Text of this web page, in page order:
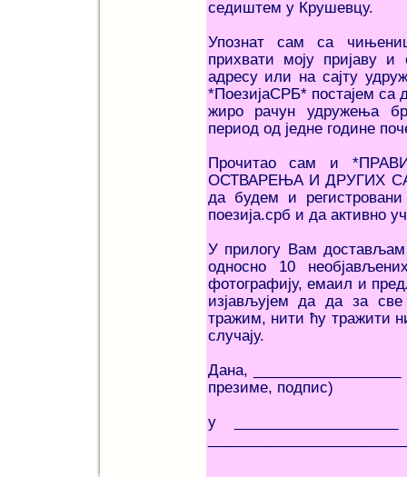
седиштем у Крушевцу.
Упознат сам са
прихвати моју пријаву
адресу или на сајту
*ПоезијаСРБ* постајем са
жиро рачун удружења
период од једне године
Прочитао сам и
ОСТВАРЕЊА И ДРУГИХ
да будем и регистровани
поезија.срб и да активно
У прилогу Вам достављам
односно 10
фотографију, емаил и
изјављујем да да за
тражим, нити ћу тражити
случају.
Дана,
презиме, подпис)
у